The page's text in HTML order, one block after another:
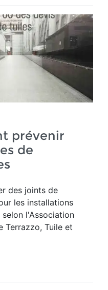
prévenir
de
des joints de
les installations
selon l'Association
Terrazzo, Tuile et